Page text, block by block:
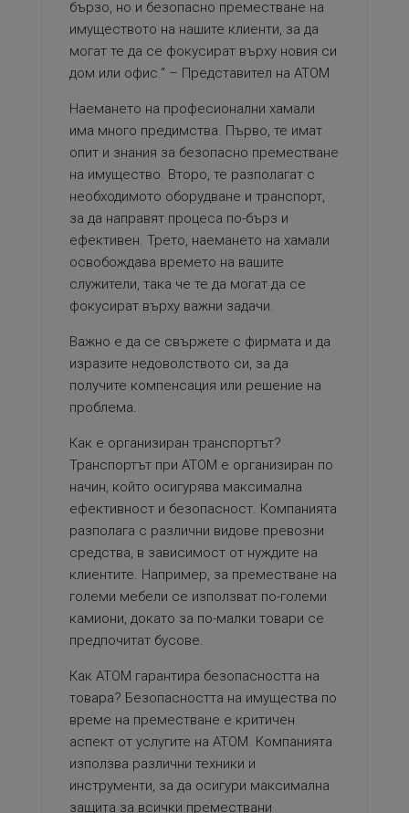
бързо, но и безопасно преместване на
имуществото на нашите клиенти, за да
могат те да се фокусират върху новия си
дом или офис.“ – Представител на АТОМ
Наемането на професионални хамали
има много предимства. Първо, те имат
опит и знания за безопасно преместване
на имущество. Второ, те разполагат с
необходимото оборудване и транспорт,
за да направят процеса по-бърз и
ефективен. Трето, наемането на хамали
освобождава времето на вашите
служители, така че те да могат да се
фокусират върху важни задачи.
Важно е да се свържете с фирмата и да
изразите недоволството си, за да
получите компенсация или решение на
проблема.
Как е организиран транспортът?
Транспортът при АТОМ е организиран по
начин, който осигурява максимална
ефективност и безопасност. Компанията
разполага с различни видове превозни
средства, в зависимост от нуждите на
клиентите. Например, за преместване на
големи мебели се използват по-големи
камиони, докато за по-малки товари се
предпочитат бусове.
Как АТОМ гарантира безопасността на
товара? Безопасността на имущества по
време на преместване е критичен
аспект от услугите на АТОМ. Компанията
използва различни техники и
инструменти, за да осигури максимална
защита за всички премествани